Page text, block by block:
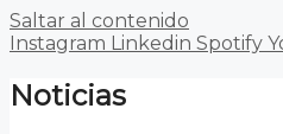
Saltar al contenido
Instagram Linkedin Spotify
Noticias